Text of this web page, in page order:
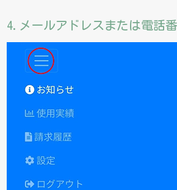
4.メールアドレスまたは電話